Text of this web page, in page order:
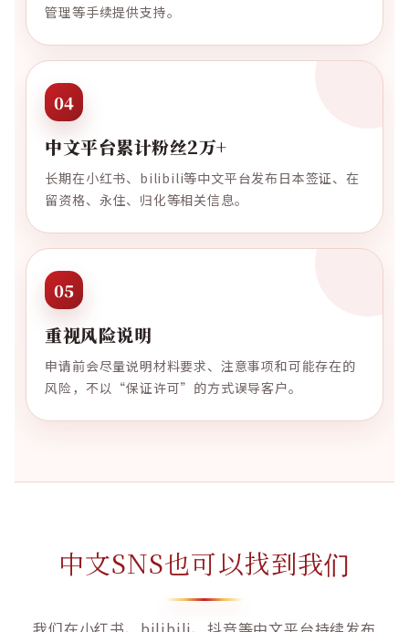
管理等手续提供支持。
04
中文平台累计粉丝2万+
长期在小红书、bilibili等中文平台发布日本签证、在
留资格、永住、归化等相关信息。
05
重视风险说明
申请前会尽量说明材料要求、注意事项和可能存在的
风险，不以“保证许可”的方式误导客户。
中文SNS也可以找到我们